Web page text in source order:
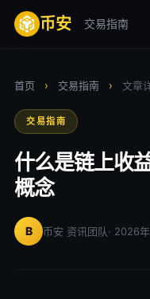
币安 交易指南
首页 › 交易指南 › 文章
交易指南
什么是链上收
概念
B 币安 资讯团队· 2026